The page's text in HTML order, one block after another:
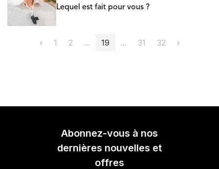
Lequel est fait pour vous ?
‹ 1 2 ... 19 ... 31 32 ›
Abonnez-vous à nos
dernières nouvelles et
offres